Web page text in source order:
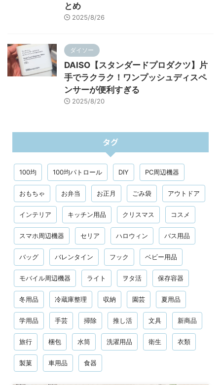
とめ
2025/8/26
ダイソー
DAISO【スタンダードプロダクツ】片
手でラクラク！ワンプッシュディスペ
ンサーが便利すぎる
2025/8/20
タグ
100均 100均パトロール DIY PC周辺機器
おもちゃ お弁当 お正月 ごみ袋 アウトドア
インテリア キッチン用品 クリスマス コスメ
スマホ周辺機器 セリア ハロウィン バス用品
バッグ バレンタイン フック ベビー用品
モバイル周辺機器 ライト ヲタ活 保存容器
冬用品 冷蔵庫整理 収納 園芸 夏用品
学用品 手芸 掃除 推し活 文具 新商品
旅行 梱包 水筒 洗濯用品 衛生 衣類
製菓 車用品 食器